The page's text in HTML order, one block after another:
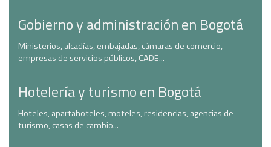
Gobierno y administración en Bogotá
Ministerios, alcadías, embajadas, cámaras de comercio,
empresas de servicios públicos, CADE...
Hotelería y turismo en Bogotá
Hoteles, apartahoteles, moteles, residencias, agencias de
turismo, casas de cambio...